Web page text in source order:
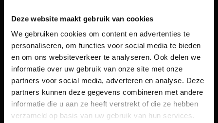
Deze website maakt gebruik van cookies
We gebruiken cookies om content en advertenties te
personaliseren, om functies voor social media te bieden
en om ons websiteverkeer te analyseren. Ook delen we
informatie over uw gebruik van onze site met onze
partners voor social media, adverteren en analyse. Deze
partners kunnen deze gegevens combineren met andere
informatie die u aan ze heeft verstrekt of die ze hebben
verzameld op basis van uw gebruik van hun services.
Search Console
Google heeft kort geleden aangekondigd dat
er een nieuw HTTPS-rapport toegevoegd zal
worden aan Search console. Er wordt vanuit
gegaan dat deze updates enkele maanden
gaan duren. Het verzoek van deze update
kwam voort uit de gebruikers die meer
informatie wilden verstrekken over de HTTPS-